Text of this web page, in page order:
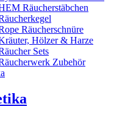
Räucherstäbchen
Räucherschnüre
Hölzer & Harze
Sets
Zubehör